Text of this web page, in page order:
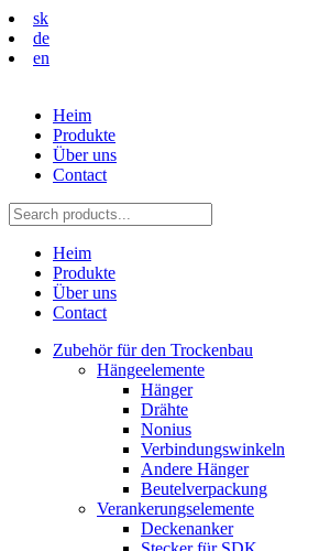
sk
de
en
Heim
Produkte
Über uns
Contact
Heim
Produkte
Über uns
Contact
Zubehör für den Trockenbau
Hängeelemente
Hänger
Drähte
Nonius
Verbindungswinkeln
Andere Hänger
Beutelverpackung
Verankerungselemente
Deckenanker